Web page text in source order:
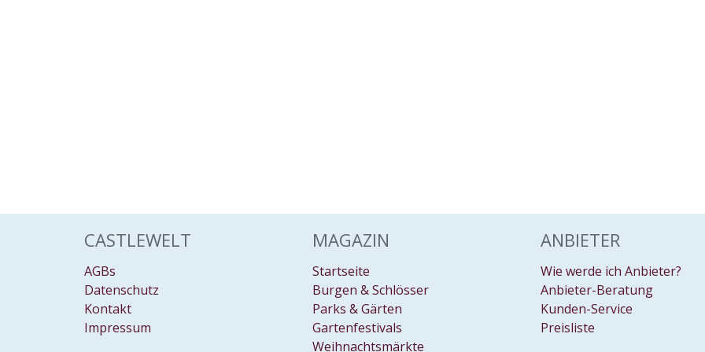
CASTLEWELT
AGBs
Datenschutz
Kontakt
Impressum
MAGAZIN
Startseite
Burgen & Schlösser
Parks & Gärten
Gartenfestivals
Weihnachtsmärkte
ANBIETER
Wie werde ich Anbieter?
Anbieter-Beratung
Kunden-Service
Preisliste